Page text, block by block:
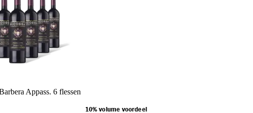
Appass. 6 flessen
10% volume voordeel